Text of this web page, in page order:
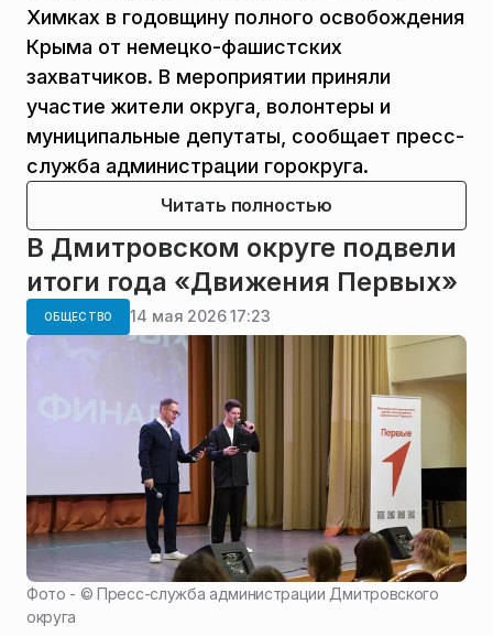
Химках в годовщину полного освобождения
Крыма от немецко-фашистских
захватчиков. В мероприятии приняли
участие жители округа, волонтеры и
муниципальные депутаты, сообщает пресс-
служба администрации горокруга.
Читать полностью
В Дмитровском округе подвели
итоги года «Движения Первых»
ОБЩЕСТВО 14 мая 2026 17:23
Фото - ©Пресс-служба администрации Дмитровского
округа